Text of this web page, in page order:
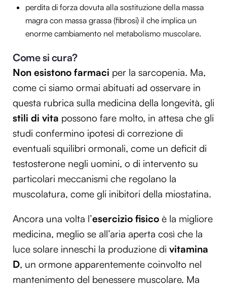
perdita di forza dovuta alla sostituzione della massa
magra con massa grassa (fibrosi) il che implica un
enorme cambiamento nel metabolismo muscolare.
Come si cura?
Non esistono farmaci per la sarcopenia. Ma,
come ci siamo ormai abituati ad osservare in
questa rubrica sulla medicina della longevità, gli
stili di vita possono fare molto, in attesa che gli
studi confermino ipotesi di correzione di
eventuali squilibri ormonali, come un deficit di
testosterone negli uomini, o di intervento su
particolari meccanismi che regolano la
muscolatura, come gli inibitori della miostatina.
Ancora una volta l’esercizio fisico è la migliore
medicina, meglio se all’aria aperta così che la
luce solare inneschi la produzione di vitamina
D, un ormone apparentemente coinvolto nel
mantenimento del benessere muscolare. Ma